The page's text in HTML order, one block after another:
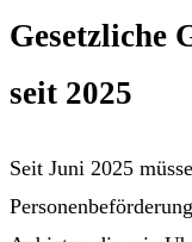
Gesetzliche
seit 2025
Seit Juni 2025
Personenbeförderung